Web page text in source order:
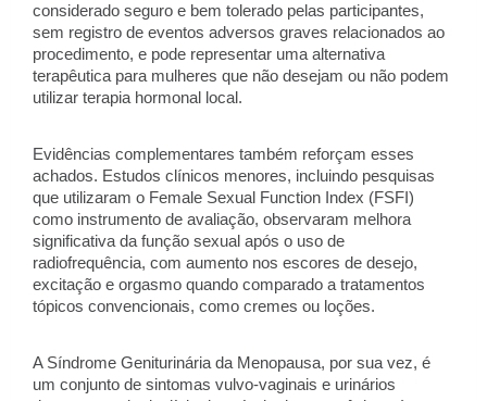
considerado seguro e bem tolerado pelas participantes,
sem registro de eventos adversos graves relacionados ao
procedimento, e pode representar uma alternativa
terapêutica para mulheres que não desejam ou não podem
utilizar terapia hormonal local.
Evidências complementares também reforçam esses
achados. Estudos clínicos menores, incluindo pesquisas
que utilizaram o Female Sexual Function Index (FSFI)
como instrumento de avaliação, observaram melhora
significativa da função sexual após o uso de
radiofrequência, com aumento nos escores de desejo,
excitação e orgasmo quando comparado a tratamentos
tópicos convencionais, como cremes ou loções.
A Síndrome Geniturinária da Menopausa, por sua vez, é
um conjunto de sintomas vulvo-vaginais e urinários